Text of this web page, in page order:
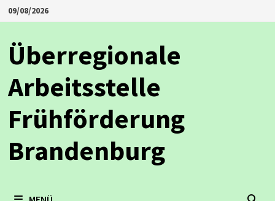
Zum
Inhalt
springen
09/08/2026
Überregionale
Arbeitsstelle
Frühförderung
Brandenburg